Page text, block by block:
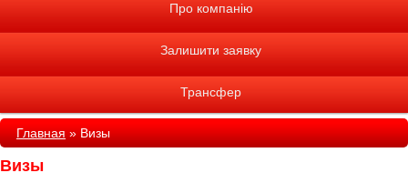
Про компанію
Залишити заявку
Трансфер
Главная»Визы
Визы